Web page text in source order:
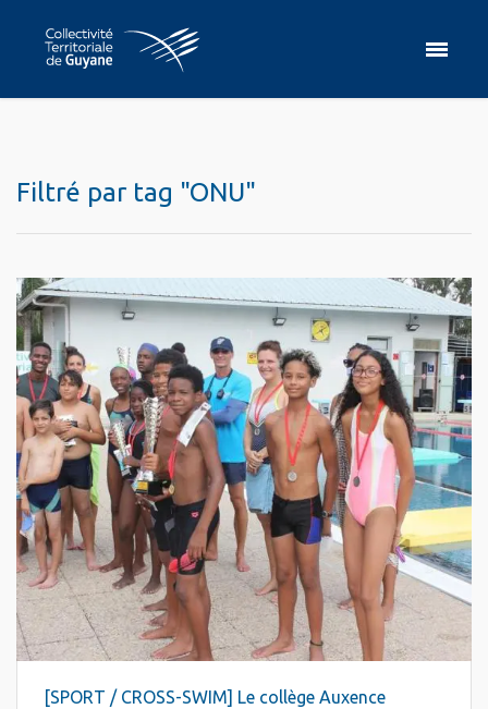
Filtré par tag "ONU"
[SPORT / CROSS-SWIM] Le collège Auxence